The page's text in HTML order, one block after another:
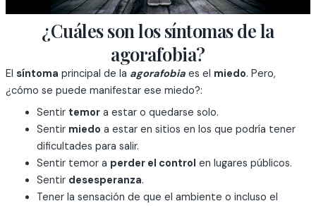
¿Cuáles son los síntomas de la
agorafobia?
El síntoma principal de la agorafobiaes el miedo. Pero,
¿cómo se puede manifestar ese miedo?:
Sentir temora estar o quedarse solo.
Sentir miedo a estar en sitios en los que podría tener
dificultades para salir.
Sentir temor a perder el control en lugares públicos.
Sentir desesperanza.
Tener la sensación de que el ambiente o incluso el